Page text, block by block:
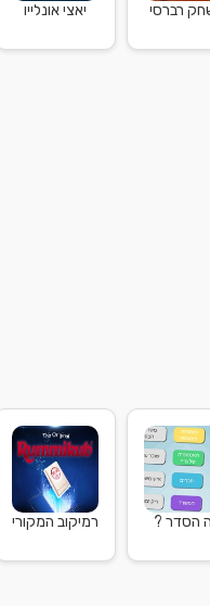
רברסי יאצי אונלייו
הסדר ? רמיקוב המקורי